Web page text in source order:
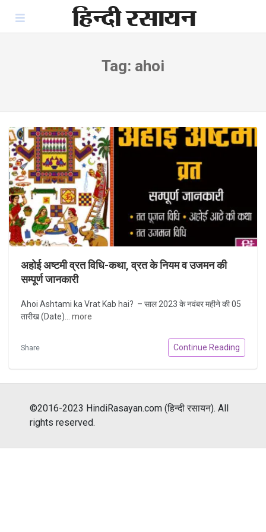
content
Tag: ahoi
अहोई अष्टमी व्रत विधि-कथा, व्रत के नियम व उजमन की
सम्पूर्ण जानकारी
Ahoi Ashtami ka Vrat Kab hai? – साल 2023 के नवंबर महीने की 05
तारीख (Date)... more
Share Continue Reading
©2016-2023 HindiRasayan.com (हिन्दी रसायन). All
rights reserved.